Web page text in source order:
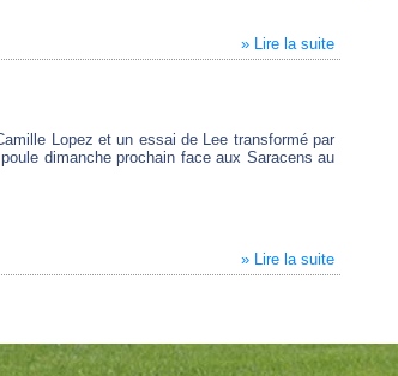
» Lire la suite
Lopez et un essai de Lee transformé par
dimanche prochain face aux Saracens au
» Lire la suite